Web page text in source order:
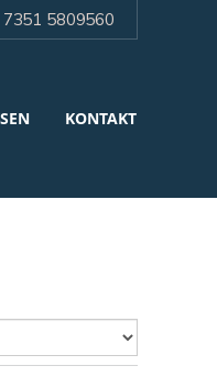
5809560
KONTAKT